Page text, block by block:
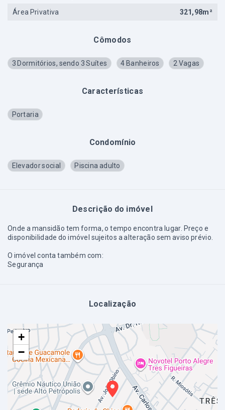
Cômodos
3 Dormitórios, sendo 3 Suítes 4 Banheiros 2 Vagas
Características
Portaria
Condomínio
Elevador social Piscina adulto
Descrição do imóvel
Onde a mansidão tem forma, o tempo encontra lugar. Preço e
disponibilidade do imóvel sujeitos a alteração sem aviso prévio.
O imóvel conta também com:
Segurança
Localização
+
−
Área Privativa 321,98m²